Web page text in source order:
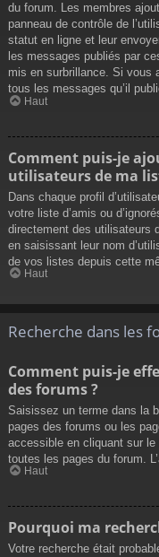
du forum. Les membres
panneau de contrôle de
statut en ligne et leur
les messages publiés par
mis en surbrillance. Si vous
tous les messages qu’il
Haut
Comment puis-je
utilisateurs de ma
Dans chaque profil
votre liste d’amis ou
directement des utilisateurs
en saisissant leur nom
de vos listes depuis cette
Haut
Recherche dans les
Comment puis-je
des forums ?
Saisissez un terme dans la
pages des forums ou les
accessible en cliquant sur
toutes les pages du forum.
Haut
Pourquoi ma
Votre recherche était